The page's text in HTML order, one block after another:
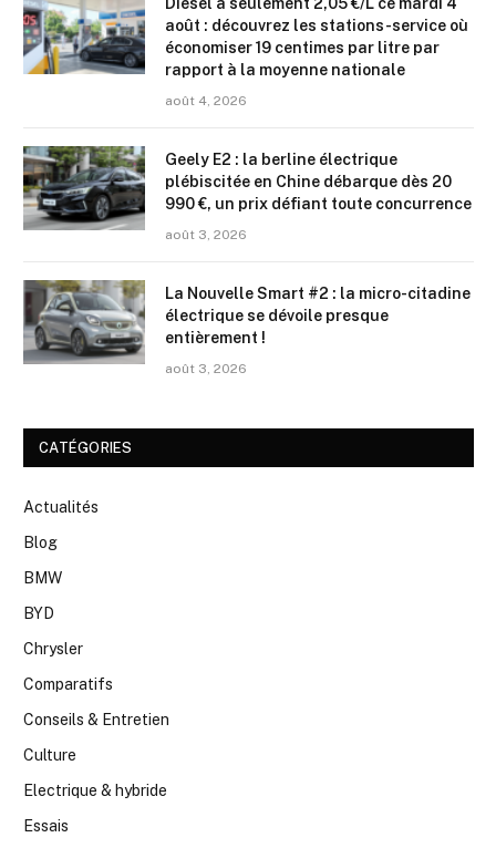
août : découvrez les stations-service où
économiser 19 centimes par litre par
rapport à la moyenne nationale
août 4, 2026
Geely E2 : la berline électrique
plébiscitée en Chine débarque dès 20
990 €, un prix défiant toute concurrence
août 3, 2026
La Nouvelle Smart #2 : la micro-citadine
électrique se dévoile presque
entièrement !
août 3, 2026
CATÉGORIES
Actualités
Blog
BMW
BYD
Chrysler
Comparatifs
Conseils & Entretien
Culture
Electrique & hybride
Essais